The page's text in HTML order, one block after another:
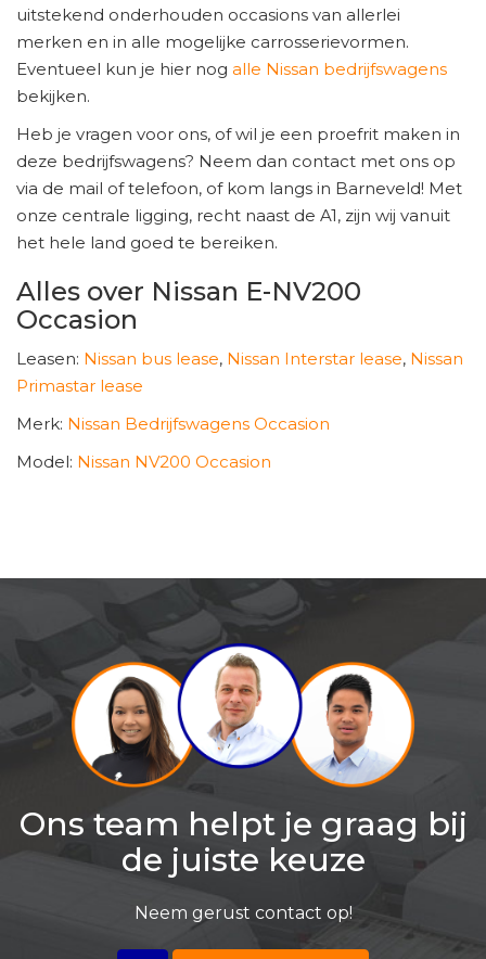
uitstekend onderhouden occasions van allerlei
merken en in alle mogelijke carrosserievormen.
Eventueel kun je hier nog alle Nissan bedrijfswagens
bekijken.
Heb je vragen voor ons, of wil je een proefrit maken in
deze bedrijfswagens? Neem dan contact met ons op
via de mail of telefoon, of kom langs in Barneveld! Met
onze centrale ligging, recht naast de A1, zijn wij vanuit
het hele land goed te bereiken.
Alles over Nissan E-NV200
Occasion
Leasen: Nissan bus lease, Nissan Interstar lease, Nissan
Primastar lease
Merk: Nissan Bedrijfswagens Occasion
Model: Nissan NV200 Occasion
Ons team helpt je graag bij
de juiste keuze
Neem gerust contact op!